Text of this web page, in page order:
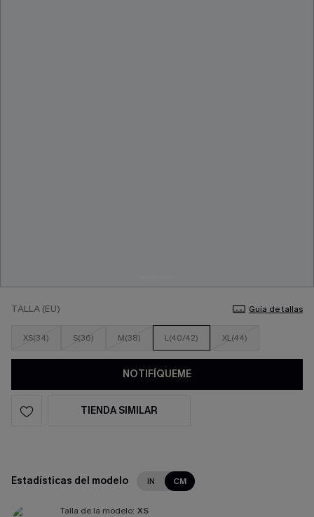
TALLA (EU) Guía de tallas
XS(34) S(36) M(38) L(40/42) XL(44)
NOTIFÍQUEME
TIENDA SIMILAR
Estadísticas del modelo IN CM
Talla de la modelo: XS